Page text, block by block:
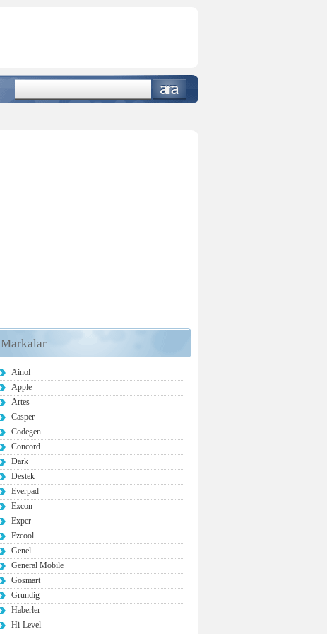
Markalar
Ainol
Apple
Artes
Casper
Codegen
Concord
Dark
Destek
Everpad
Excon
Exper
Ezcool
Genel
General Mobile
Gosmart
Grundig
Haberler
Hi-Level